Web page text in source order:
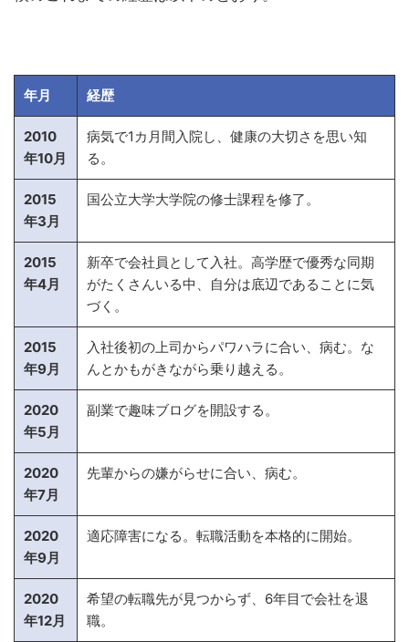
年月 経歴
2010
年10月
病気で1カ月間入院し、健康の大切さを思い知
る。
2015
年3月
国公立大学大学院の修士課程を修了。
2015
年4月
新卒で会社員として入社。高学歴で優秀な同期
がたくさんいる中、自分は底辺であることに気
づく。
2015
年9月
入社後初の上司からパワハラに合い、病む。な
んとかもがきながら乗り越える。
2020
年5月
副業で趣味ブログを開設する。
2020
年7月
先輩からの嫌がらせに合い、病む。
2020
年9月
適応障害になる。転職活動を本格的に開始。
2020
年12月
希望の転職先が見つからず、6年目で会社を退
職。